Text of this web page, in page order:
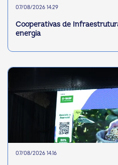
07/08/2026 14:29
Cooperativas de
energia
07/08/2026 14:16